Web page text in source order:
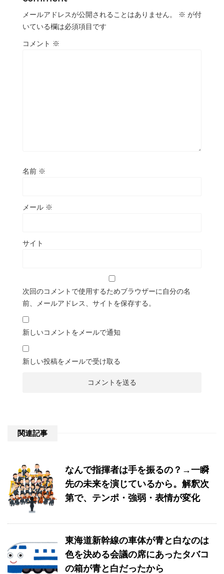
メールアドレスが公開されることはありません。 ※ が付
いている欄は必須項目です
コメント ※
名前 ※
メール ※
サイト
次回のコメントで使用するためブラウザーに自分の名
前、メールアドレス、サイトを保存する。
新しいコメントをメールで通知
新しい投稿をメールで受け取る
関連記事
なんで指揮者は手を振るの？→一瞬
先の未来を演じているから。解釈次
第で、テンポ・強弱・表情が変化
東海道新幹線の車体が青と白なのは
色を決める会議の席にあったタバコ
の箱が青と白だったから